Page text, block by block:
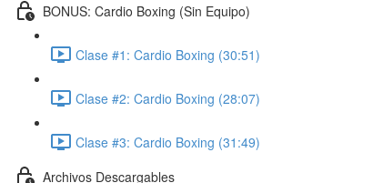
BONUS: Cardio Boxing (Sin Equipo)
Clase #1: Cardio Boxing (30:51)
Clase #2: Cardio Boxing (28:07)
Clase #3: Cardio Boxing (31:49)
Archivos Descargables